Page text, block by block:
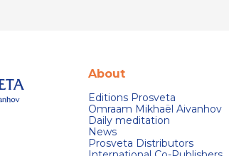
About
Editions Prosveta
Omraam Mikhaël Aivanhov
Daily meditation
News
Prosveta Distributors